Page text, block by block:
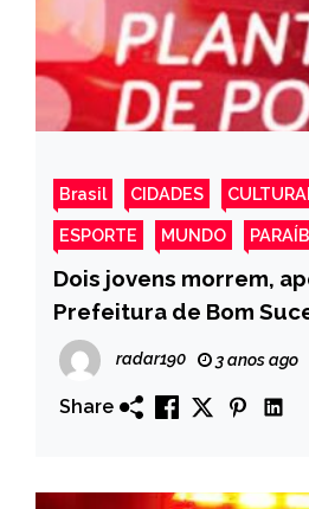
Brasil CIDADES
ESPORTE MUNDO
Dois jovens morrem,
Prefeitura de Bom
moto em que vítimas
radar190 3 anos ago
Share